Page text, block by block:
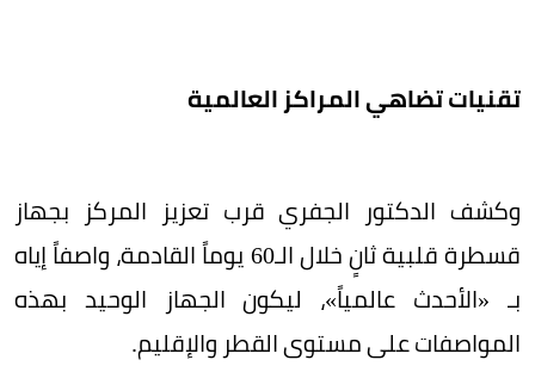
تقنيات تضاهي المراكز العالمية
​وكشف الدكتور الجفري قرب تعزيز المركز بجهاز
قسطرة قلبية ثانٍ خلال الـ60 يوماً القادمة، واصفاً إياه
بـ «الأحدث عالمياً»، ليكون الجهاز الوحيد بهذه
المواصفات على مستوى القطر والإقليم.